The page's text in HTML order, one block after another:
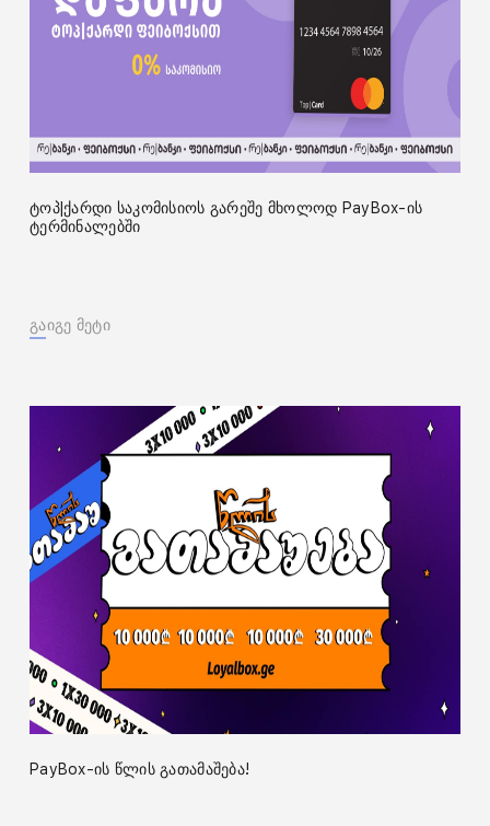
ტოპ|ქარდი საკომისიოს გარეშე მხოლოდ PayBox-ის
ტერმინალებში
გაიგე მეტი
PayBox-ის წლის გათამაშება!